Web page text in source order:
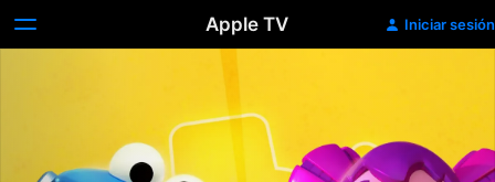
Apple TV Iniciar sesión